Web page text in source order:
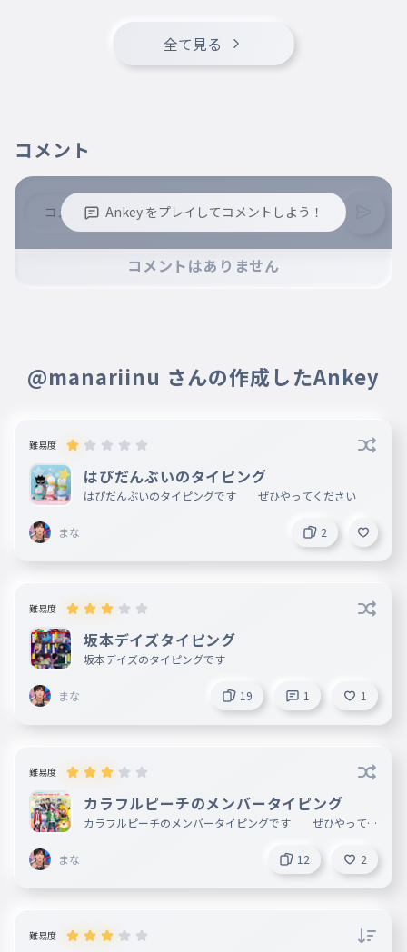
全て見る
コメント
Ankey をプレイしてコメントしよう！
※コメントするには、ログインが必要です。
コメントはありません
@manariinu さんの作成したAnkey
難易度
はぴだんぶいのタイピング
はぴだんぶいのタイピングです ぜひやってください
まな 2
難易度
坂本デイズタイピング
坂本デイズのタイピングです
まな 19 1 1
難易度
カラフルピーチのメンバータイピング
カラフルピーチのメンバータイピングです ぜひやってく
まな
12 2
難易度